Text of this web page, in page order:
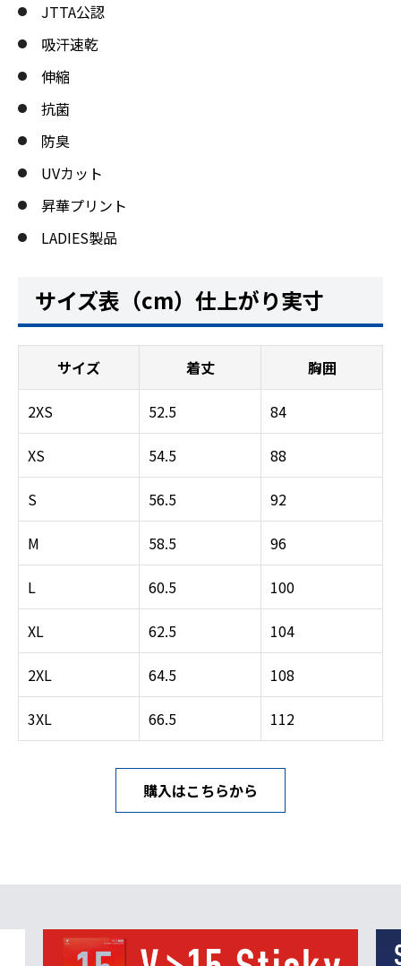
JTTA公認
吸汗速乾
伸縮
抗菌
防臭
UVカット
昇華プリント
LADIES製品
サイズ表（cm）仕上がり実寸
サイズ 着丈 胸囲
2XS 52.5 84
XS 54.5 88
S 56.5 92
M 58.5 96
L 60.5 100
XL 62.5 104
2XL 64.5 108
3XL 66.5 112
購入はこちらから